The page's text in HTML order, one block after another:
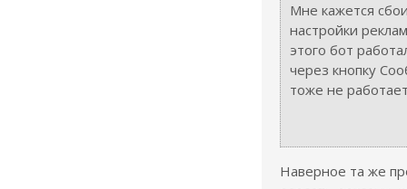
Мне кажется
настройки
этого бот
через кнопку
тоже не
Наверное та же